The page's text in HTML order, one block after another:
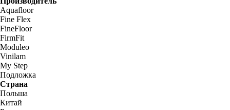
Aquafloor
Fine Flex
FineFloor
FirmFit
Moduleo
Vinilam
My Step
Подложка
Страна
Польша
Китай